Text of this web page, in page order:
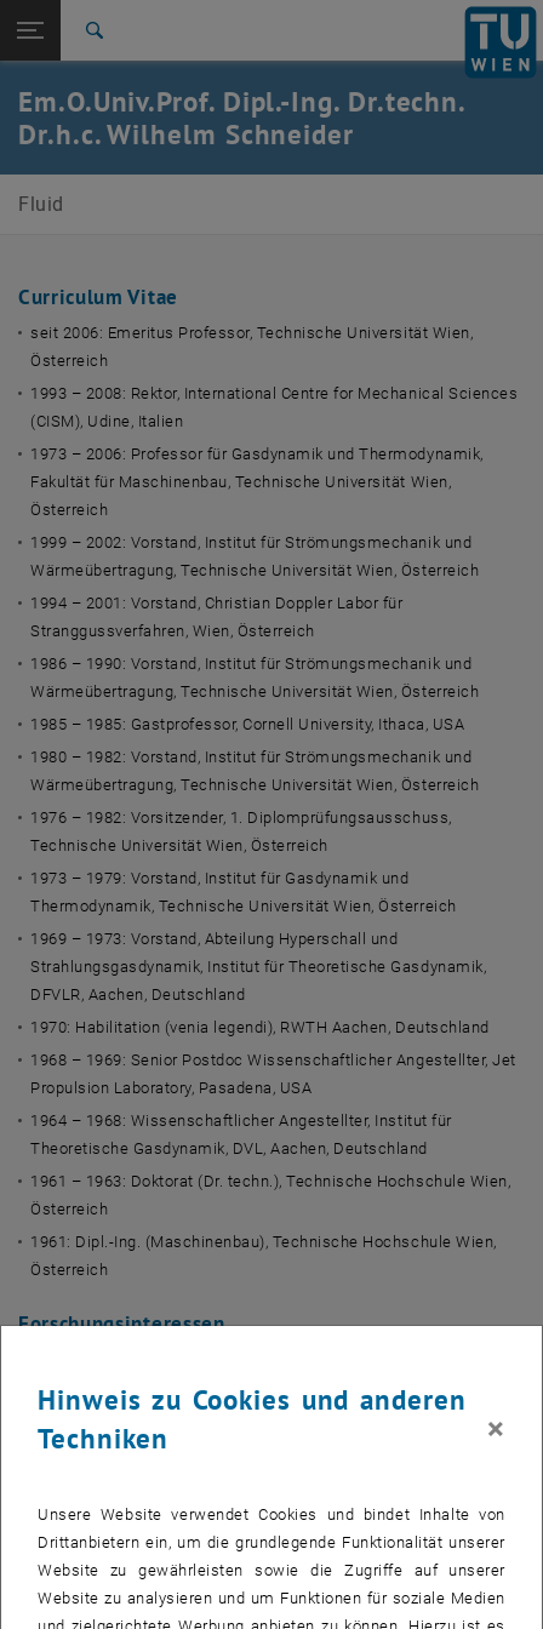
TU Login
Quicklinks
Quicklinks-Menü umschalten
Studium
International
Karriere
Zur 1. Menü Ebene
E322-Institut für Strömungsmechanik und
Wärmeübertragung
Em.O.Univ.Prof. Dipl.-Ing. Dr.techn.
Dr.h.c. Wilhelm Schneider
Fluid
Curriculum Vitae
seit 2006: Emeritus Professor, Technische Universität Wien,
Österreich
1993 – 2008: Rektor, International Centre for Mechanical Sciences
(CISM), Udine, Italien
1973 – 2006: Professor für Gasdynamik und Thermodynamik,
Fakultät für Maschinenbau, Technische Universität Wien,
Österreich
1999 – 2002: Vorstand, Institut für Strömungsmechanik und
Wärmeübertragung, Technische Universität Wien, Österreich
1994 – 2001: Vorstand, Christian Doppler Labor für
Stranggussverfahren, Wien, Österreich
1986 – 1990: Vorstand, Institut für Strömungsmechanik und
Wärmeübertragung, Technische Universität Wien, Österreich
1985 – 1985: Gastprofessor, Cornell University, Ithaca, USA
1980 – 1982: Vorstand, Institut für Strömungsmechanik und
Wärmeübertragung, Technische Universität Wien, Österreich
1976 – 1982: Vorsitzender, 1. Diplomprüfungsausschuss,
Technische Universität Wien, Österreich
1973 – 1979: Vorstand, Institut für Gasdynamik und
Thermodynamik, Technische Universität Wien, Österreich
1969 – 1973: Vorstand, Abteilung Hyperschall und
Strahlungsgasdynamik, Institut für Theoretische Gasdynamik,
DFVLR, Aachen, Deutschland
1970: Habilitation (venia legendi), RWTH Aachen, Deutschland
1968 – 1969: Senior Postdoc Wissenschaftlicher Angestellter, Jet
Propulsion Laboratory, Pasadena, USA
1964 – 1968: Wissenschaftlicher Angestellter, Institut für
Theoretische Gasdynamik, DVL, Aachen, Deutschland
1961 – 1963: Doktorat (Dr. techn.), Technische Hochschule Wien,
Österreich
1961: Dipl.-Ing. (Maschinenbau), Technische Hochschule Wien,
Österreich
Forschungsinteressen
Strahlungsgasdynamik
Wellenausbreitung in Fluiden
Wandgebundene turbulente Strömungen
Turbulente Strömungen mit freier Oberfläche
Natürliche und gemischte Konvektionsströmungen
Kondensation und Verdampfung
Hinweis zu Cookies und anderen
Techniken
×
Unsere Website verwendet Cookies und bindet Inhalte von
Drittanbietern ein, um die grundlegende Funktionalität unserer
Website zu gewährleisten sowie die Zugriffe auf unserer
Website zu analysieren und um Funktionen für soziale Medien
und zielgerichtete Werbung anbieten zu können. Hierzu ist es